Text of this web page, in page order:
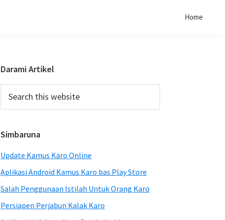
Home
Primary
Sidebar
Darami Artikel
this
Simbaruna
Update Kamus Karo Online
Aplikasi Android Kamus Karo bas Play Store
Salah Penggunaan Istilah Untuk Orang Karo
Persiapen Perjabun Kalak Karo